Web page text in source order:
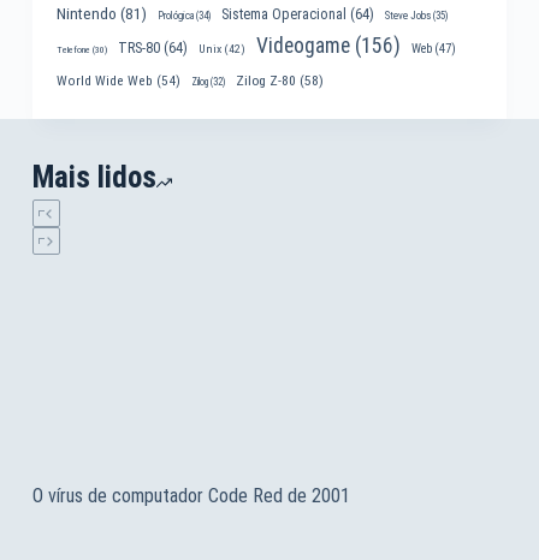
Nintendo (81) Prológica(34) Sistema Operacional (64) Steve Jobs(35)
Telefone (30) TRS-80(64) Unix(42) Videogame(156) Web(47)
World Wide Web (54) Zilog(32) Zilog Z-80 (58)
Mais lidos
O vírus de computador Code Red de 2001